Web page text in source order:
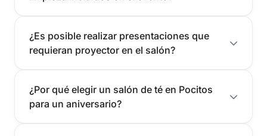
¿Es posible realizar presentaciones que
requieran proyector en el salón?
¿Por qué elegir un salón de té en Pocitos
para un aniversario?